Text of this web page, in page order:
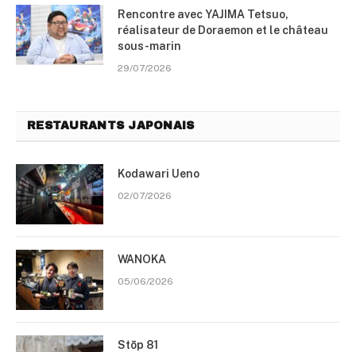
Rencontre avec YAJIMA Tetsuo,
réalisateur de Doraemon et le château
sous-marin
29/07/2026
RESTAURANTS JAPONAIS
Kodawari Ueno
02/07/2026
WANOKA
05/06/2026
Stōp 81